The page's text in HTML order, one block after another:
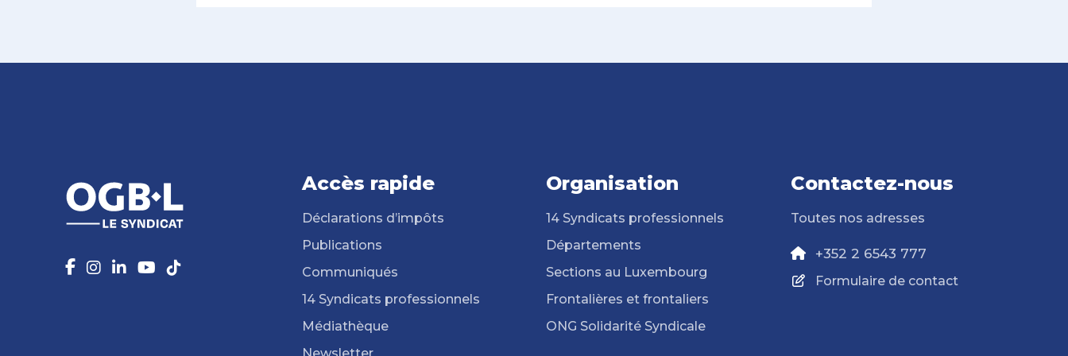
Accès rapide
Déclarations d’impôts
Publications
Communiqués
14 Syndicats professionnels
Médiathèque
Organisation
14 Syndicats professionnels
Départements
Sections au Luxembourg
Frontalières et frontaliers
ONG Solidarité Syndicale
Contactez-nous
Toutes nos adresses
+352 2 6543 777
Formulaire de contact